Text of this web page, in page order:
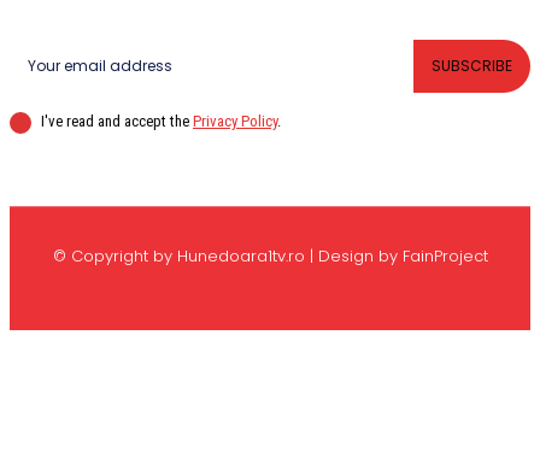
SUBSCRIBE
I've read and accept the Privacy Policy.
© Copyright by Hunedoara1tv.ro | Design by FainProject